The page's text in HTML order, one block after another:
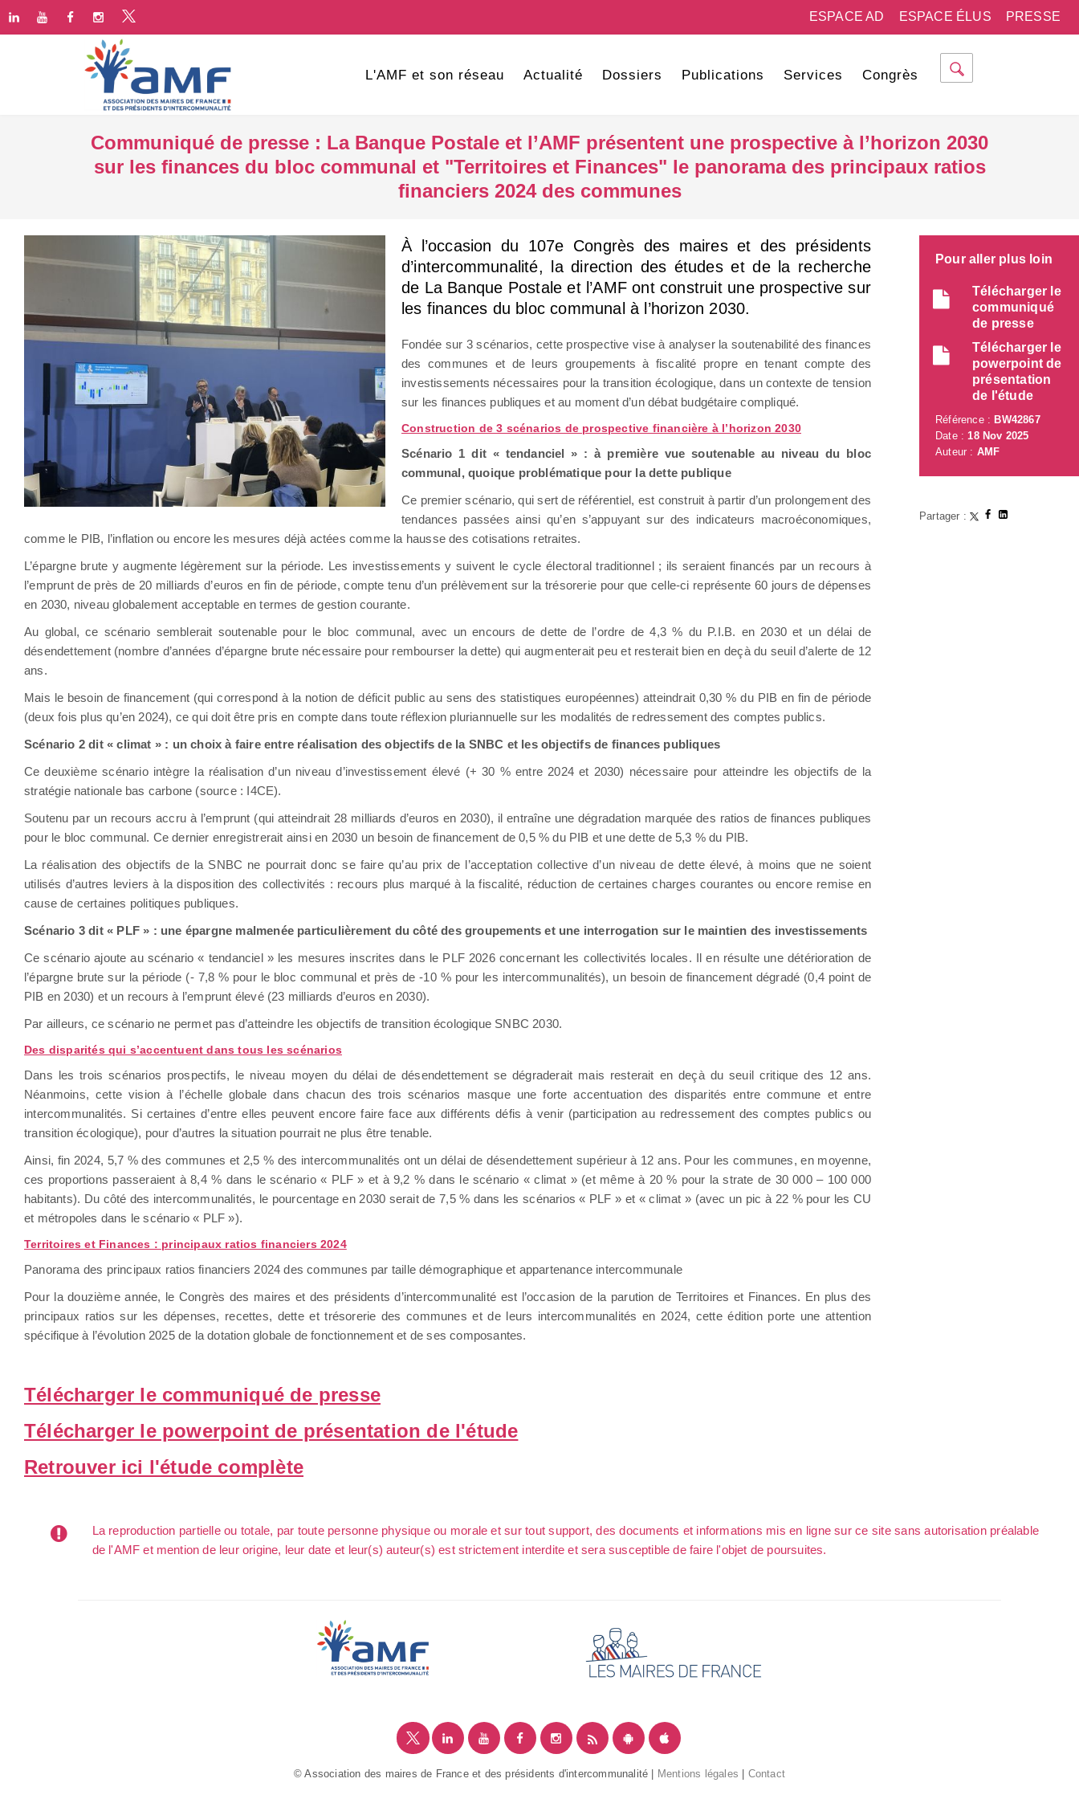
PRESSE
ESPACE ÉLUS
ESPACE AD
L'AMF et son réseau Actualité Dossiers Publications Services Congrès
Communiqué de presse : La Banque Postale et l’AMF présentent une prospective à l’horizon 2030
sur les finances du bloc communal et "Territoires et Finances" le panorama des principaux ratios
financiers 2024 des communes
À l’occasion du 107e Congrès des maires et des présidents
d’intercommunalité, la direction des études et de la recherche
de La Banque Postale et l’AMF ont construit une prospective sur
les finances du bloc communal à l’horizon 2030.
Fondée sur 3 scénarios, cette prospective vise à analyser la soutenabilité des finances
des communes et de leurs groupements à fiscalité propre en tenant compte des
investissements nécessaires pour la transition écologique, dans un contexte de tension
sur les finances publiques et au moment d’un débat budgétaire compliqué.
Construction de 3 scénarios de prospective financière à l’horizon 2030
Scénario 1 dit « tendanciel » : à première vue soutenable au niveau du bloc
communal, quoique problématique pour la dette publique
Ce premier scénario, qui sert de référentiel, est construit à partir d’un prolongement des
tendances passées ainsi qu’en s’appuyant sur des indicateurs macroéconomiques,
comme le PIB, l’inflation ou encore les mesures déjà actées comme la hausse des cotisations retraites.
L’épargne brute y augmente légèrement sur la période. Les investissements y suivent le cycle électoral traditionnel ; ils seraient financés par un recours à
l’emprunt de près de 20 milliards d’euros en fin de période, compte tenu d’un prélèvement sur la trésorerie pour que celle-ci représente 60 jours de dépenses
en 2030, niveau globalement acceptable en termes de gestion courante.
Au global, ce scénario semblerait soutenable pour le bloc communal, avec un encours de dette de l’ordre de 4,3 % du P.I.B. en 2030 et un délai de
désendettement (nombre d’années d’épargne brute nécessaire pour rembourser la dette) qui augmenterait peu et resterait bien en deçà du seuil d’alerte de 12
ans.
Mais le besoin de financement (qui correspond à la notion de déficit public au sens des statistiques européennes) atteindrait 0,30 % du PIB en fin de période
(deux fois plus qu’en 2024), ce qui doit être pris en compte dans toute réflexion pluriannuelle sur les modalités de redressement des comptes publics.
Scénario 2 dit « climat » : un choix à faire entre réalisation des objectifs de la SNBC et les objectifs de finances publiques
Ce deuxième scénario intègre la réalisation d’un niveau d’investissement élevé (+ 30 % entre 2024 et 2030) nécessaire pour atteindre les objectifs de la
stratégie nationale bas carbone (source : I4CE).
Soutenu par un recours accru à l’emprunt (qui atteindrait 28 milliards d’euros en 2030), il entraîne une dégradation marquée des ratios de finances publiques
pour le bloc communal. Ce dernier enregistrerait ainsi en 2030 un besoin de financement de 0,5 % du PIB et une dette de 5,3 % du PIB.
La réalisation des objectifs de la SNBC ne pourrait donc se faire qu’au prix de l’acceptation collective d’un niveau de dette élevé, à moins que ne soient
utilisés d’autres leviers à la disposition des collectivités : recours plus marqué à la fiscalité, réduction de certaines charges courantes ou encore remise en
cause de certaines politiques publiques.
Scénario 3 dit « PLF » : une épargne malmenée particulièrement du côté des groupements et une interrogation sur le maintien des investissements
Ce scénario ajoute au scénario « tendanciel » les mesures inscrites dans le PLF 2026 concernant les collectivités locales. Il en résulte une détérioration de
l’épargne brute sur la période (- 7,8 % pour le bloc communal et près de -10 % pour les intercommunalités), un besoin de financement dégradé (0,4 point de
PIB en 2030) et un recours à l’emprunt élevé (23 milliards d’euros en 2030).
Par ailleurs, ce scénario ne permet pas d’atteindre les objectifs de transition écologique SNBC 2030.
Des disparités qui s’accentuent dans tous les scénarios
Dans les trois scénarios prospectifs, le niveau moyen du délai de désendettement se dégraderait mais resterait en deçà du seuil critique des 12 ans.
Néanmoins, cette vision à l’échelle globale dans chacun des trois scénarios masque une forte accentuation des disparités entre commune et entre
intercommunalités. Si certaines d’entre elles peuvent encore faire face aux différents défis à venir (participation au redressement des comptes publics ou
transition écologique), pour d’autres la situation pourrait ne plus être tenable.
Ainsi, fin 2024, 5,7 % des communes et 2,5 % des intercommunalités ont un délai de désendettement supérieur à 12 ans. Pour les communes, en moyenne,
ces proportions passeraient à 8,4 % dans le scénario « PLF » et à 9,2 % dans le scénario « climat » (et même à 20 % pour la strate de 30 000 – 100 000
habitants). Du côté des intercommunalités, le pourcentage en 2030 serait de 7,5 % dans les scénarios « PLF » et « climat » (avec un pic à 22 % pour les CU
et métropoles dans le scénario « PLF »).
Territoires et Finances : principaux ratios financiers 2024
Panorama des principaux ratios financiers 2024 des communes par taille démographique et appartenance intercommunale
Pour la douzième année, le Congrès des maires et des présidents d’intercommunalité est l’occasion de la parution de Territoires et Finances. En plus des
principaux ratios sur les dépenses, recettes, dette et trésorerie des communes et de leurs intercommunalités en 2024, cette édition porte une attention
spécifique à l’évolution 2025 de la dotation globale de fonctionnement et de ses composantes.
Télécharger le communiqué de presse
Télécharger le powerpoint de présentation de l'étude
Retrouver ici l'étude complète
Pour aller plus loin
Télécharger le
communiqué
de presse
Télécharger le
powerpoint de
présentation
de l'étude
Référence : BW42867
Date :18 Nov 2025
Auteur : AMF
Partager :
La reproduction partielle ou totale, par toute personne physique ou morale et sur tout support, des documents et informations mis en ligne sur ce site sans autorisation préalable
de l'AMF et mention de leur origine, leur date et leur(s) auteur(s) est strictement interdite et sera susceptible de faire l'objet de poursuites.
© Association des maires de France et des présidents d'intercommunalité | Mentions légales | Contact